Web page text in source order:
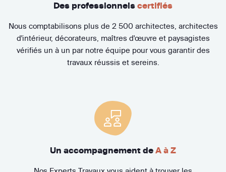
Des professionnels certifiés
Nous comptabilisons plus de 2 500 architectes, architectes
d'intérieur, décorateurs, maîtres d'œuvre et paysagistes
vérifiés un à un par notre équipe pour vous garantir des
travaux réussis et sereins.
Un accompagnement de A à Z